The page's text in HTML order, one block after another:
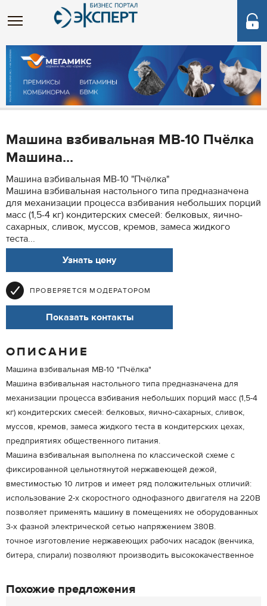
Машина взбивальная МВ-10 Пчёлка
Машина...
Машина взбивальная МВ-10 "Пчёлка"
Машина взбивальная настольного типа предназначена
для механизации процесса взбивания небольших порций
масс (1,5-4 кг) кондитерских смесей: белковых, яично-
сахарных, сливок, муссов, кремов, замеса жидкого
теста...
Узнать цену
ПРОВЕРЯЕТСЯ МОДЕРАТОРОМ
Показать контакты
ОПИСАНИЕ
Машина взбивальная МВ-10 "Пчёлка"
Машина взбивальная настольного типа предназначена для
механизации процесса взбивания небольших порций масс (1,5-4
кг) кондитерских смесей: белковых, яично-сахарных, сливок,
муссов, кремов, замеса жидкого теста в кондитерских цехах,
предприятиях общественного питания.
Машина взбивальная выполнена по классической схеме с
фиксированной цельнотянутой нержавеющей дежой,
вместимостью 10 литров и имеет ряд положительных отличий:
использование 2-х скоростного однофазного двигателя на 220В
позволяет применять машину в помещениях не оборудованных
3-х фазной электрической сетью напряжением 380В.
точное изготовление нержавеющих рабочих насадок (венчика,
битера, спирали) позволяют производить высококачественное
Похожие предложения